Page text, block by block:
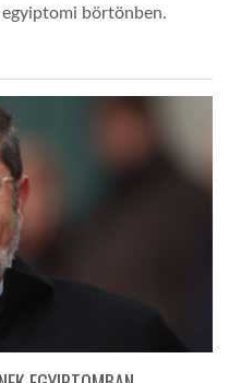
börtönben.